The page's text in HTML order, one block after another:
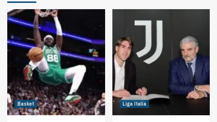
Basket Liga Italia